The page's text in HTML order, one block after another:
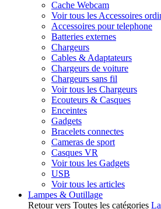
Cache Webcam
Voir tous les Accessoires
Accessoires pour telephone
Batteries externes
Chargeurs
Cables & Adaptateurs
Chargeurs de voiture
Chargeurs sans fil
Voir tous les Chargeurs
Ecouteurs & Casques
Enceintes
Gadgets
Bracelets connectes
Cameras de sport
Casques VR
Voir tous les Gadgets
USB
Voir tous les articles
Lampes & Outillage
Retour vers Toutes les catégories